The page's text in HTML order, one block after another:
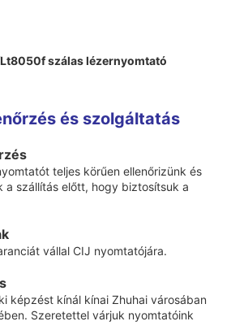
és szolgáltatás
teljes körűen ellenőrizünk és
a szállítás előtt, hogy biztosítsuk a
vállal CIJ nyomtatójára.
képzést kínál kínai Zhuhai városában
Szeretettel várjuk nyomtatóink